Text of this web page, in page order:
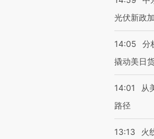
光伏新政
14:05
分
撬动美日
14:01
从
路径
13:13
火